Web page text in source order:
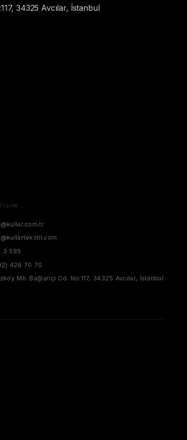
34325 Avcılar, İstanbul
3 585
428 70 70
Mh. Bağlariçi Cd. No:117, 34325 Avcılar, İstanbul